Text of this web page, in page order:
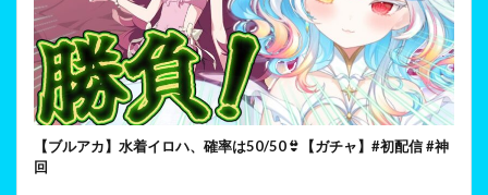
【ブルアカ】水着イロハ、確率は50/50👙【ガチャ】#初配信 #神
回